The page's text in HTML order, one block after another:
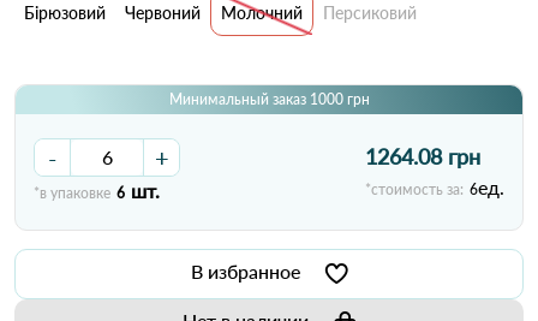
Бірюзовий Червоний Молочний Персиковий
Минимальный заказ 1000 грн
- +
*в упаковке 6 шт.
1264.08 грн
*стоимость за: 6ед.
В избранное